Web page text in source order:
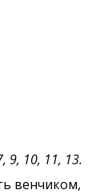
9, 10, 11, 13.
венчиком,